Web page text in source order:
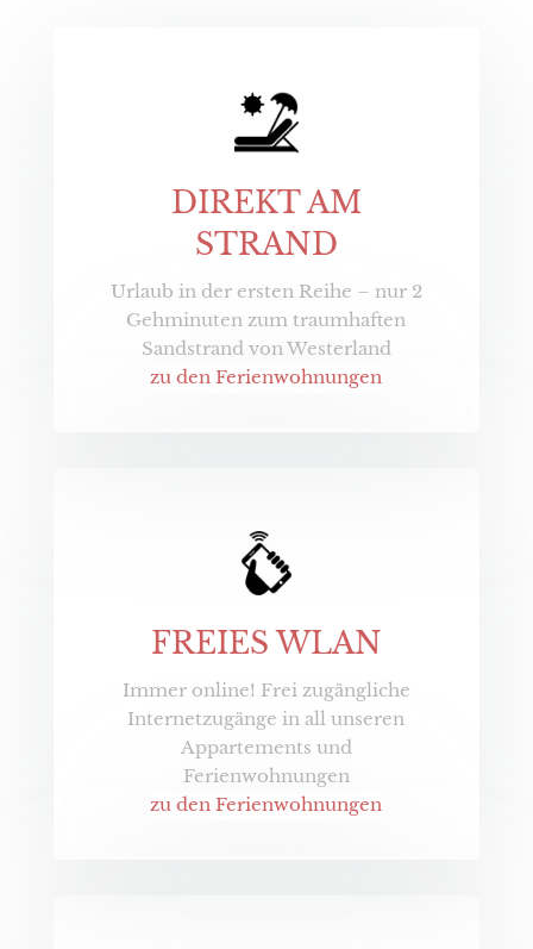
DIREKT AM
STRAND
Urlaub in der ersten Reihe – nur 2
Gehminuten zum traumhaften
Sandstrand von Westerland
zu den Ferienwohnungen
FREIES WLAN
Immer online! Frei zugängliche
Internetzugänge in all unseren
Appartements und
Ferienwohnungen
zu den Ferienwohnungen